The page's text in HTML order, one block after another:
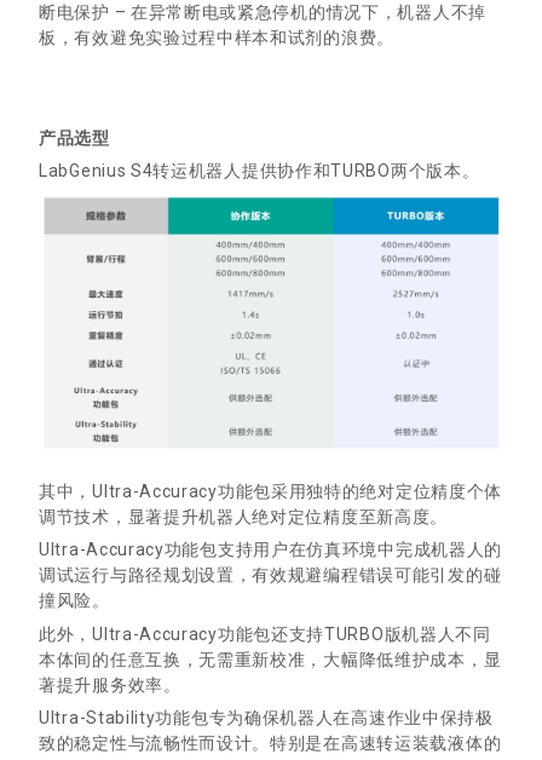
断电保护 – 在异常断电或紧急停机的情况下，机器人不掉
板，有效避免实验过程中样本和试剂的浪费。
产品选型
LabGenius S4转运机器人提供协作和TURBO两个版本。
其中，Ultra-Accuracy功能包采用独特的绝对定位精度个体
调节技术，显著提升机器人绝对定位精度至新高度。
Ultra-Accuracy功能包支持用户在仿真环境中完成机器人的
调试运行与路径规划设置，有效规避编程错误可能引发的碰
撞风险。
此外，Ultra-Accuracy功能包还支持TURBO版机器人不同
本体间的任意互换，无需重新校准，大幅降低维护成本，显
著提升服务效率。
Ultra-Stability功能包专为确保机器人在高速作业中保持极
致的稳定性与流畅性而设计。特别是在高速转运装载液体的